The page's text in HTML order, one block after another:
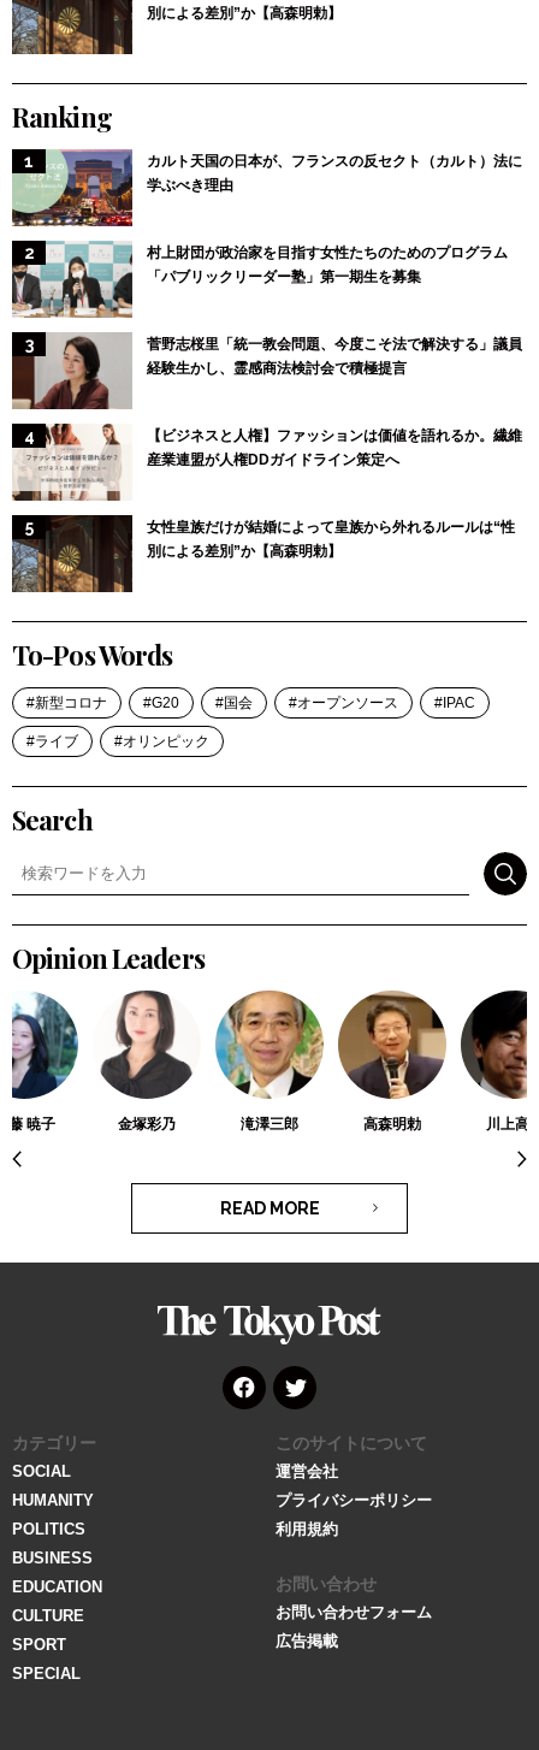
別による差別”か【高森明勅】
Ranking
カルト天国の日本が、フランスの反セクト（カルト）法に
学ぶべき理由
村上財団が政治家を目指す女性たちのためのプログラム
「パブリックリーダー塾」第一期生を募集
菅野志桜里「統一教会問題、今度こそ法で解決する」議員
経験生かし、霊感商法検討会で積極提言
【ビジネスと人権】ファッションは価値を語れるか。繊維
産業連盟が人権DDガイドライン策定へ
女性皇族だけが結婚によって皇族から外れるルールは“性
別による差別”か【高森明勅】
To-Pos Words
新型コロナ G20 国会 オープンソース IPAC
ライブ オリンピック
Search
Opinion Leaders
藤 暁子 金塚彩乃 滝澤三郎 高森明勅 川上高
READ MORE
er
カテゴリー
SOCIAL
HUMANITY
POLITICS
BUSINESS
EDUCATION
CULTURE
SPORT
SPECIAL
このサイトについて
運営会社
プライバシーポリシー
利用規約
お問い合わせ
お問い合わせフォーム
広告掲載